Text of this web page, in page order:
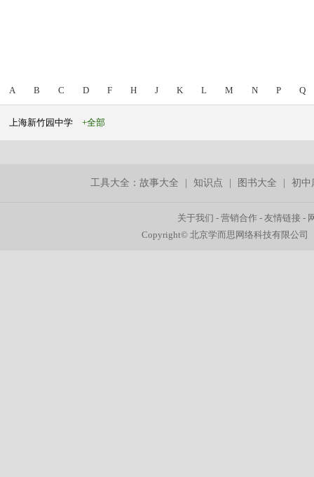
A B C D F H J K L M N P Q
上海新竹园中学 +全部
工具大全：故事大全 |知识点 图书大全 |初中
关于我们 -营销合作 -友情链接 -
Copyright© 北京学而思网络科技有限公司